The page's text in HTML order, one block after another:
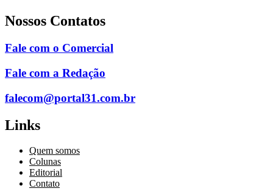
Nossos Contatos
Fale com o Comercial
Fale com a Redação
falecom@portal31.com.br
Links
Quem somos
Colunas
Editorial
Contato